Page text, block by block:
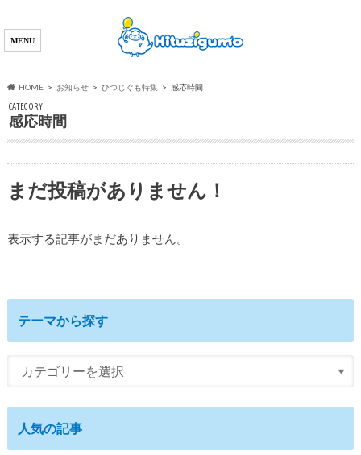
HOME お知らせ ひつじぐも特集 感応時間
CATEGORY
感応時間
まだ投稿がありません！
表示する記事がまだありません。
テーマから探す
人気の記事